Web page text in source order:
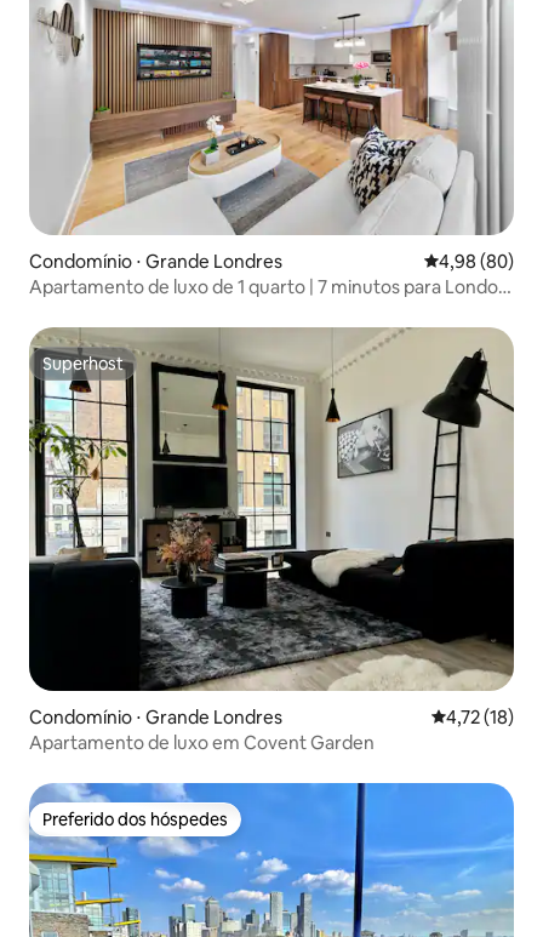
Condomínio ⋅ Grande Londres 4,98 de uma
4,98 (80)
Apartamento de luxo de 1 quarto | 7 minutos para London
Superhost
Superhost
Condomínio ⋅ Grande Londres 4,72 de uma
4,72 (18)
Apartamento de luxo em Covent Garden
Preferido dos hóspedes
Preferido dos hóspedes